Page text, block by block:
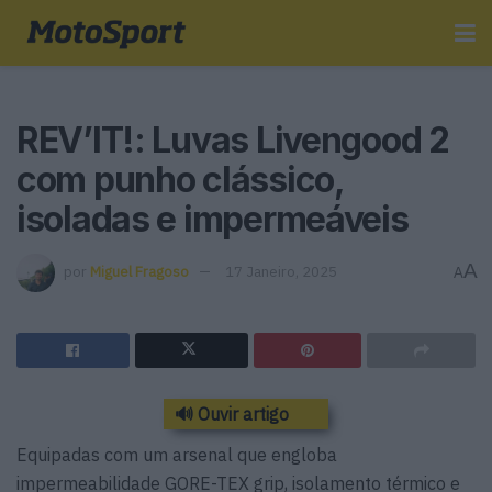
REV’IT!: Luvas Livengood 2
com punho clássico,
isoladas e impermeáveis
por Miguel Fragoso 17 Janeiro, 2025 AA
🔊 Ouvir artigo
Equipadas com um arsenal que engloba
impermeabilidade GORE-TEX grip, isolamento térmico e